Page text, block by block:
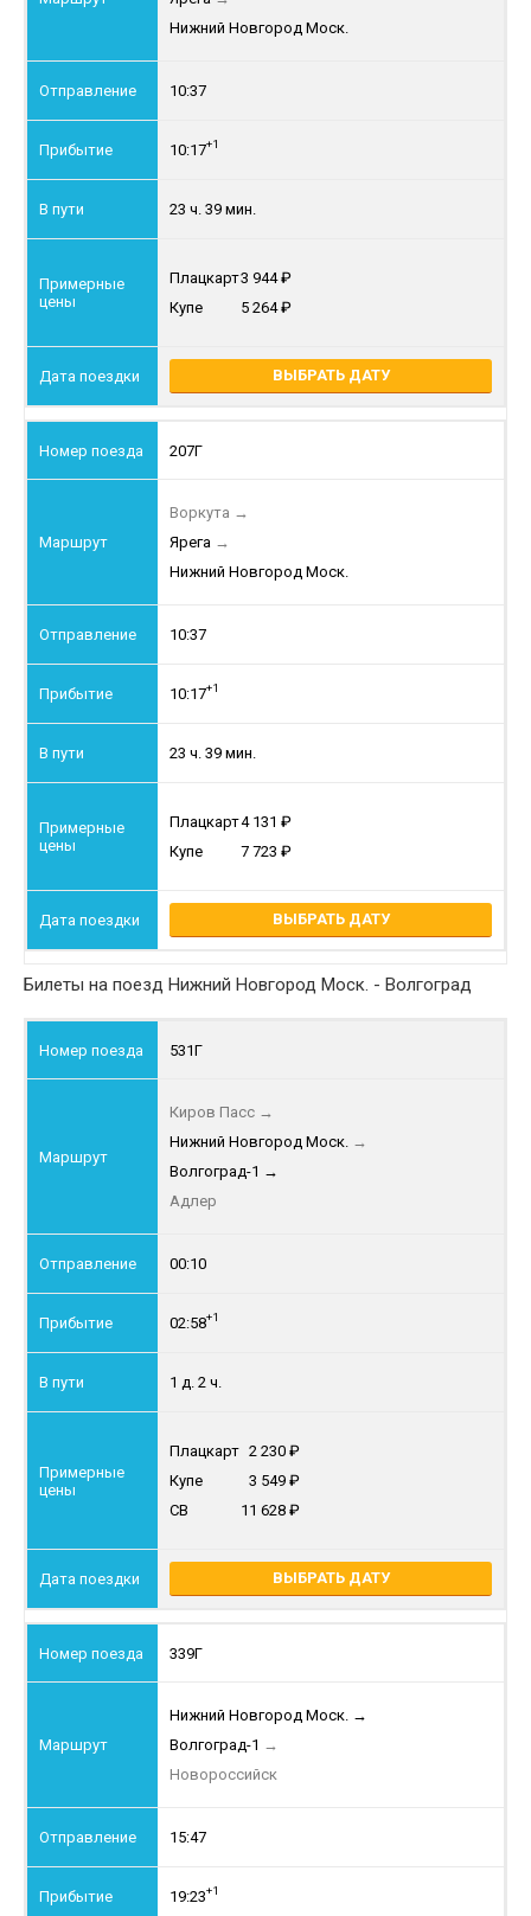
Нижний Новгород Моск.
10:37
10:17+1
23 ч. 39 мин.
Плацкарт3 944
Купе
5 264
ВЫБРАТЬ ДАТУ
207Г
Воркута →
Ярега →
Нижний Новгород Моск.
10:37
10:17+1
23 ч. 39 мин.
Плацкарт4 131
Купе
7 723
ВЫБРАТЬ ДАТУ
Билеты на поезд Нижний Новгород Моск. - Волгоград
531Г
Киров Пасс →
Нижний Новгород Моск. →
Волгоград-1 →
Адлер
00:10
02:58+1
1 д. 2 ч.
Плацкарт 2 230
Купе
3 549
СВ
11 628
ВЫБРАТЬ ДАТУ
339Г
Нижний Новгород Моск. →
Волгоград-1 →
Новороссийск
15:47
19:23+1